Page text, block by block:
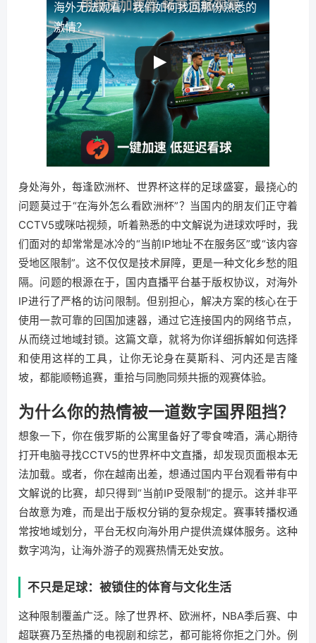
海外无法观看，我们如何找回那份熟悉的
激情？
身处海外，每逢欧洲杯、世界杯这样的足球盛宴，最挠心的
问题莫过于“在海外怎么看欧洲杯”？当国内的朋友们正守着
CCTV5或咪咕视频，听着熟悉的中文解说为进球欢呼时，我
们面对的却常常是冰冷的“当前IP地址不在服务区”或“该内容
受地区限制”。这不仅仅是技术屏障，更是一种文化乡愁的阻
隔。问题的根源在于，国内直播平台基于版权协议，对海外
IP进行了严格的访问限制。但别担心，解决方案的核心在于
使用一款可靠的回国加速器，通过它连接国内的网络节点，
从而绕过地域封锁。这篇文章，就将为你详细拆解如何选择
和使用这样的工具，让你无论身在莫斯科、河内还是吉隆
坡，都能顺畅追赛，重拾与同胞同频共振的观赛体验。
为什么你的热情被一道数字国界阻挡？
想象一下，你在俄罗斯的公寓里备好了零食啤酒，满心期待
打开电脑寻找CCTV5的世界杯中文直播，却发现页面根本无
法加载。或者，你在越南出差，想通过国内平台观看带有中
文解说的比赛，却只得到“当前IP受限制”的提示。这并非平
台故意为难，而是出于版权分销的复杂规定。赛事转播权通
常按地域划分，平台无权向海外用户提供流媒体服务。这种
数字鸿沟，让海外游子的观赛热情无处安放。
不只是足球：被锁住的体育与文化生活
这种限制覆盖广泛。除了世界杯、欧洲杯，NBA季后赛、中
超联赛乃至热播的电视剧和综艺，都可能将你拒之门外。例